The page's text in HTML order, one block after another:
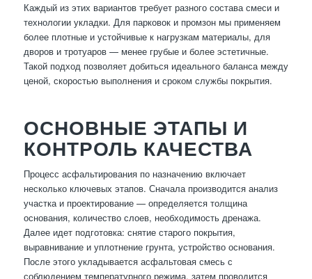
Каждый из этих вариантов требует разного состава смеси и
технологии укладки. Для парковок и промзон мы применяем
более плотные и устойчивые к нагрузкам материалы, для
дворов и тротуаров — менее грубые и более эстетичные.
Такой подход позволяет добиться идеального баланса между
ценой, скоростью выполнения и сроком службы покрытия.
ОСНОВНЫЕ ЭТАПЫ И
КОНТРОЛЬ КАЧЕСТВА
Процесс асфальтирования по назначению включает
несколько ключевых этапов. Сначала производится анализ
участка и проектирование — определяется толщина
основания, количество слоев, необходимость дренажа.
Далее идет подготовка: снятие старого покрытия,
выравнивание и уплотнение грунта, устройство основания.
После этого укладывается асфальтовая смесь с
соблюдением температурного режима, затем проводится